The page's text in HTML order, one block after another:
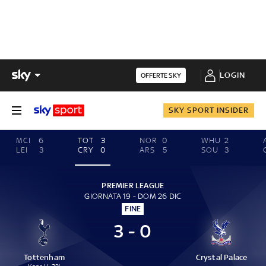
OFFERTE SKY LOGIN
SKY SPORT INSIDER
MCI
6
LEI
3
TOT
3
CRY
0
NOR
0
ARS
5
WHU 2
SOU
3
PREMIER LEAGUE
GIORNATA 19 - DOM 26 DIC
FINE
Tottenham
3 - 0
Crystal Palace